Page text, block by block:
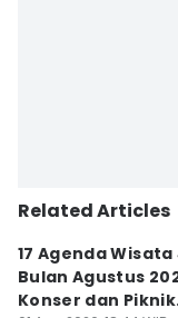
Related Articles
17 Agenda
Bulan Agustus
Konser dan Piknik